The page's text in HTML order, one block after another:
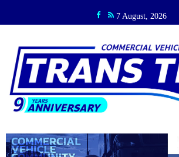
7 August, 2026